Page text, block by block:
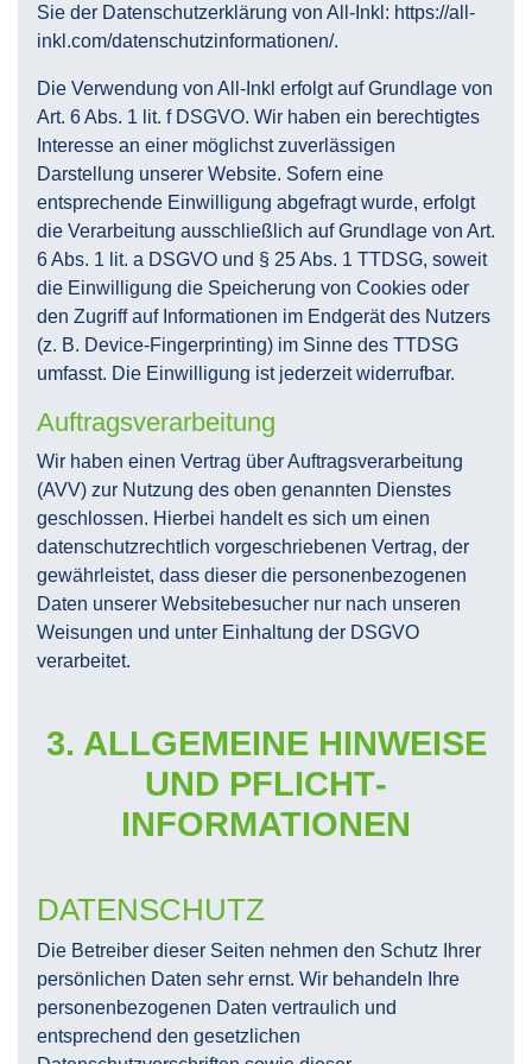
Sie der Datenschutzerklärung von All-Inkl: https://all-
inkl.com/datenschutzinformationen/.
Die Verwendung von All-Inkl erfolgt auf Grundlage von
Art. 6 Abs. 1 lit. f DSGVO. Wir haben ein berechtigtes
Interesse an einer möglichst zuverlässigen
Darstellung unserer Website. Sofern eine
entsprechende Einwilligung abgefragt wurde, erfolgt
die Verarbeitung ausschließlich auf Grundlage von Art.
6 Abs. 1 lit. a DSGVO und § 25 Abs. 1 TTDSG, soweit
die Einwilligung die Speicherung von Cookies oder
den Zugriff auf Informationen im Endgerät des Nutzers
(z. B. Device-Fingerprinting) im Sinne des TTDSG
umfasst. Die Einwilligung ist jederzeit widerrufbar.
Auftragsverarbeitung
Wir haben einen Vertrag über Auftragsverarbeitung
(AVV) zur Nutzung des oben genannten Dienstes
geschlossen. Hierbei handelt es sich um einen
datenschutzrechtlich vorgeschriebenen Vertrag, der
gewährleistet, dass dieser die personenbezogenen
Daten unserer Websitebesucher nur nach unseren
Weisungen und unter Einhaltung der DSGVO
verarbeitet.
3. ALLGEMEINE HINWEISE
UND PFLICHT­
INFORMATIONEN
DATENSCHUTZ
Die Betreiber dieser Seiten nehmen den Schutz Ihrer
persönlichen Daten sehr ernst. Wir behandeln Ihre
personenbezogenen Daten vertraulich und
entsprechend den gesetzlichen